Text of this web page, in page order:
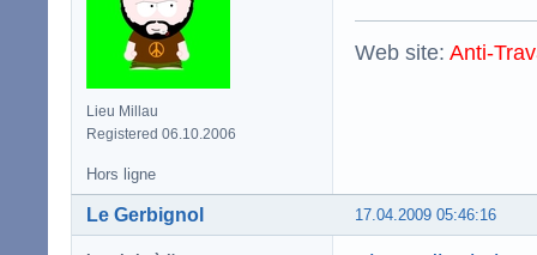
Lieu Millau
Registered 06.10.2006
Web site: Anti-
Hors ligne
17.04.2009 05:46:16
Le Gerbignol